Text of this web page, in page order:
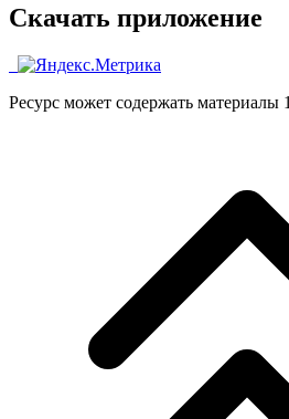
Скачать приложение
Ресурс может содержать материалы